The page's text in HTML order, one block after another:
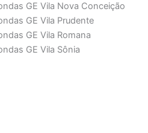
GE Vila Nova Conceição
GE Vila Prudente
GE Vila Romana
GE Vila Sônia